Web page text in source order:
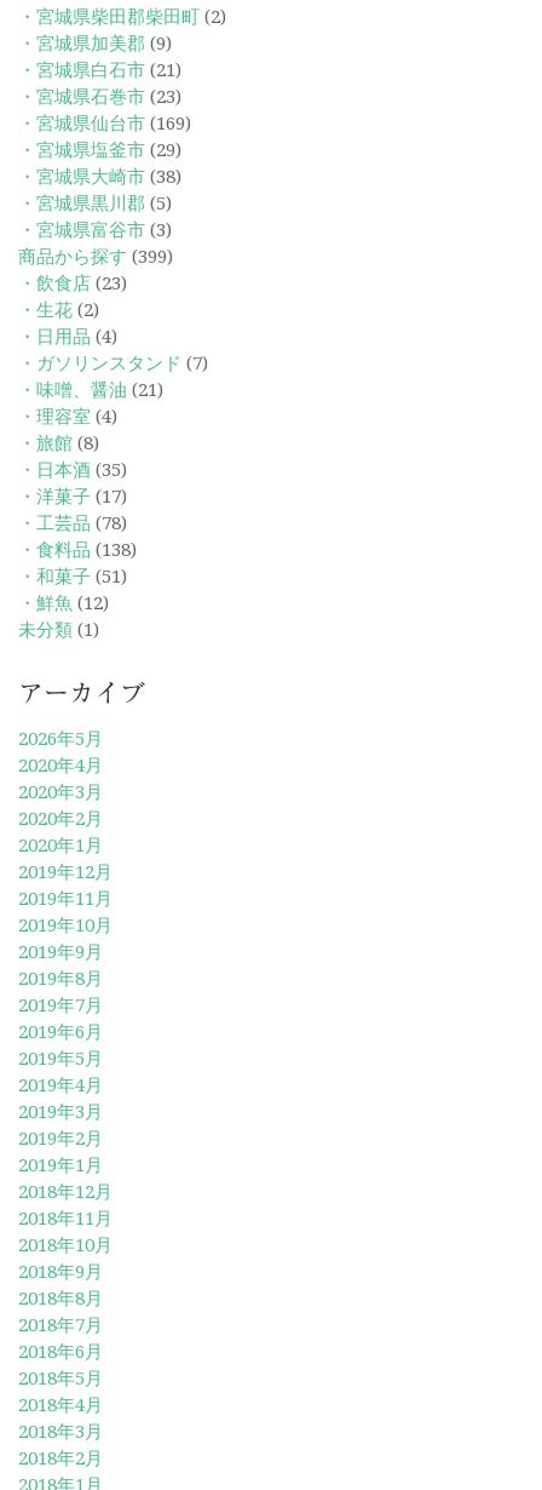
・宮城県柴田郡柴田町 (2)
・宮城県加美郡 (9)
・宮城県白石市 (21)
・宮城県石巻市 (23)
・宮城県仙台市 (169)
・宮城県塩釜市 (29)
・宮城県大崎市 (38)
・宮城県黒川郡 (5)
・宮城県富谷市 (3)
商品から探す (399)
・飲食店 (23)
・生花 (2)
・日用品 (4)
・ガソリンスタンド (7)
・味噌、醤油 (21)
・理容室 (4)
・旅館 (8)
・日本酒 (35)
・洋菓子 (17)
・工芸品 (78)
・食料品 (138)
・和菓子 (51)
・鮮魚 (12)
未分類 (1)
アーカイブ
2026年5月
2020年4月
2020年3月
2020年2月
2020年1月
2019年12月
2019年11月
2019年10月
2019年9月
2019年8月
2019年7月
2019年6月
2019年5月
2019年4月
2019年3月
2019年2月
2019年1月
2018年12月
2018年11月
2018年10月
2018年9月
2018年8月
2018年7月
2018年6月
2018年5月
2018年4月
2018年3月
2018年2月
2018年1月